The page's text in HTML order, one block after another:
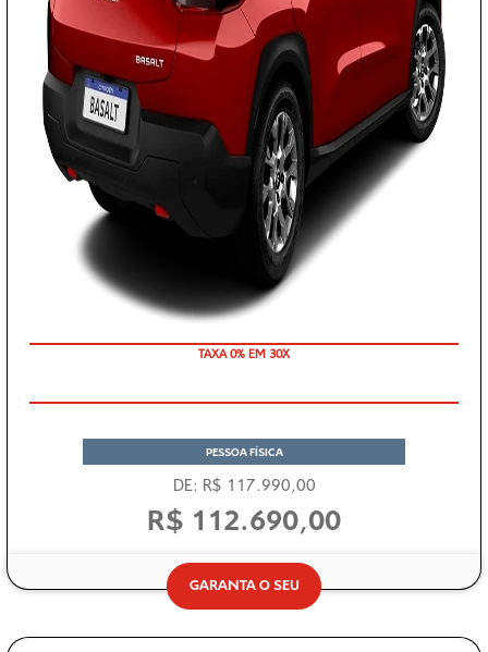
TAXA 0% EM 30X
PESSOA FÍSICA
DE: R$ 117.990,00
R$ 112.690,00
GARANTA O SEU